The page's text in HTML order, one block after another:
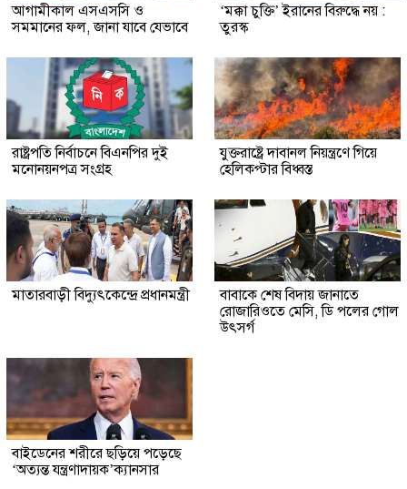
আগামীকাল এসএসসি ও
সমমানের ফল, জানা যাবে যেভাবে
‘মক্কা চুক্তি’ ইরানের বিরুদ্ধে নয় :
তুরস্ক
রাষ্ট্রপতি নির্বাচনে বিএনপির দুই
মনোনয়নপত্র সংগ্রহ
যুক্তরাষ্ট্রে দাবানল নিয়ন্ত্রণে গিয়ে
হেলিকপ্টার বিধ্বস্ত
মাতারবাড়ী বিদ্যুৎকেন্দ্রে প্রধানমন্ত্রী
বাবাকে শেষ বিদায় জানাতে
রোজারিওতে মেসি, ডি পলের গোল
উৎসর্গ
বাইডেনের শরীরে ছড়িয়ে পড়েছে
‘অত্যন্ত যন্ত্রণাদায়ক’ক্যানসার